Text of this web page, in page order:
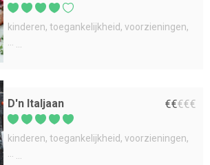
kinderen toegankelijkheid voorzieningen
D'n Italjaan €€€€€
kinderen toegankelijkheid voorzieningen